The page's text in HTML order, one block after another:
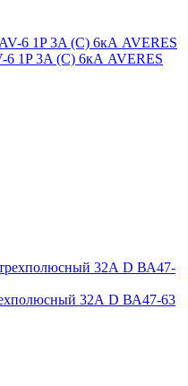
6 1P 3A (C) 6кА AVERES
32А D ВА47-63